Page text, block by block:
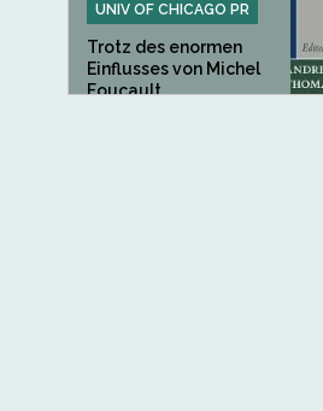
UNIV OF CHICAGO PR
Trotz des enormen
Einflusses von Michel
Foucault...